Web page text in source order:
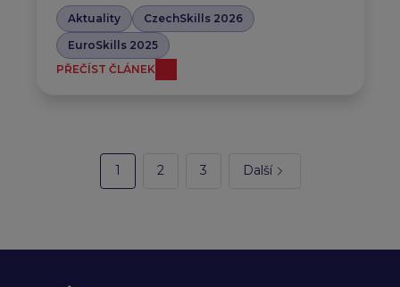
Aktuality
CzechSkills 2026
EuroSkills 2025
PŘEČÍST ČLÁNEK
1 2 3 Další